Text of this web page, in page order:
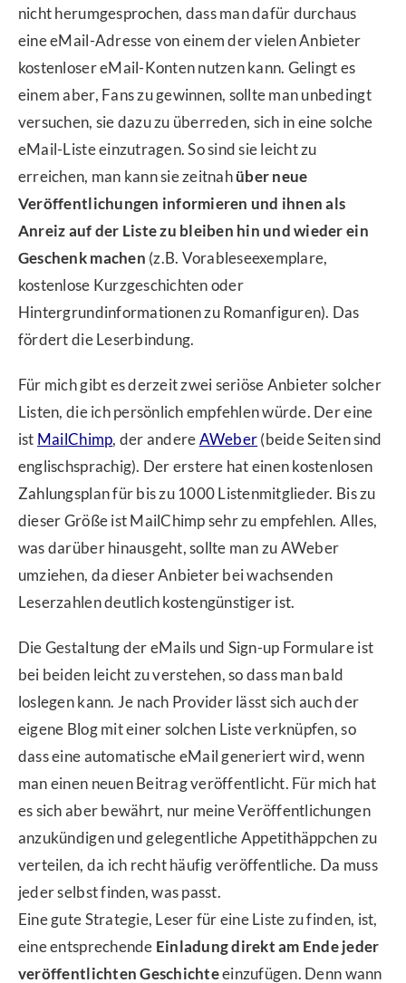
nicht herumgesprochen, dass man dafür durchaus
eine eMail-Adresse von einem der vielen Anbieter
kostenloser eMail-Konten nutzen kann. Gelingt es
einem aber, Fans zu gewinnen, sollte man unbedingt
versuchen, sie dazu zu überreden, sich in eine solche
eMail-Liste einzutragen. So sind sie leicht zu
erreichen, man kann sie zeitnahüber neue
Veröffentlichungen informieren und ihnen als
Anreiz auf der Liste zu bleiben hin und wieder ein
Geschenk machen (z.B. Vorableseexemplare,
kostenlose Kurzgeschichten oder
Hintergrundinformationen zu Romanfiguren). Das
fördert die Leserbindung.
Für mich gibt es derzeit zwei seriöse Anbieter solcher
Listen, die ich persönlich empfehlen würde. Der eine
ist MailChimp, der andereAWeber(beide Seiten sind
englischsprachig). Der erstere hat einen kostenlosen
Zahlungsplan für bis zu 1000 Listenmitglieder. Bis zu
dieser Größe ist MailChimp sehr zu empfehlen. Alles,
was darüber hinausgeht, sollte man zu AWeber
umziehen, da dieser Anbieter bei wachsenden
Leserzahlen deutlich kostengünstiger ist.
Die Gestaltung der eMails und Sign-up Formulare ist
bei beiden leicht zu verstehen, so dass man bald
loslegen kann. Je nach Provider lässt sich auch der
eigene Blog mit einer solchen Liste verknüpfen, so
dass eine automatische eMail generiert wird, wenn
man einen neuen Beitrag veröffentlicht. Für mich hat
es sich aber bewährt, nur meine Veröffentlichungen
anzukündigen und gelegentliche Appetithäppchen zu
verteilen, da ich recht häufig veröffentliche. Da muss
jeder selbst finden, was passt.
Eine gute Strategie, Leser für eine Liste zu finden, ist,
eine entsprechende Einladung direkt am Ende jeder
veröffentlichten Geschichteeinzufügen. Denn wann